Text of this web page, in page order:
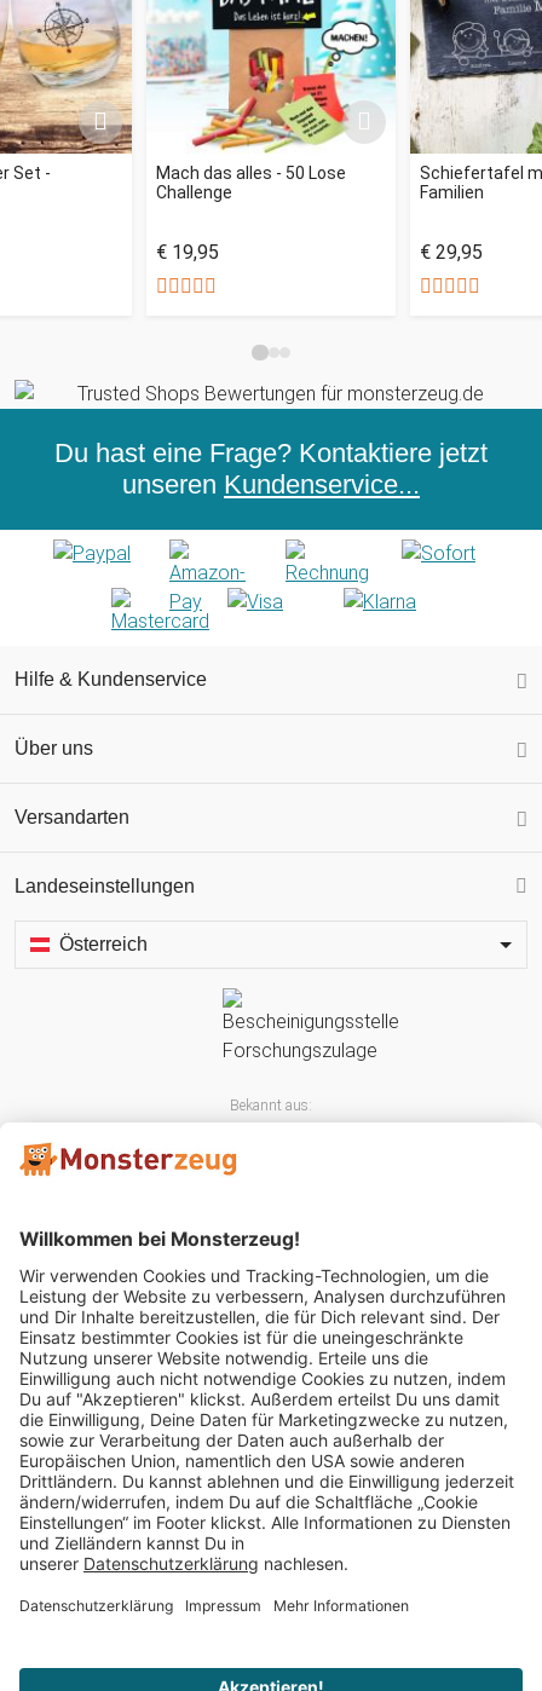
Set -
Mach das alles - 50 Lose
Challenge
€ 19,95
Schiefertafel
Familien
€ 29,95
Du hast eine Frage? Kontaktiere jetzt
unseren Kundenservice...
Hilfe & Kundenservice
Über uns
Versandarten
Landeseinstellungen
Österreich
Bekannt aus:
Mitglied im:
Impressum AGB Widerrufsbelehrung